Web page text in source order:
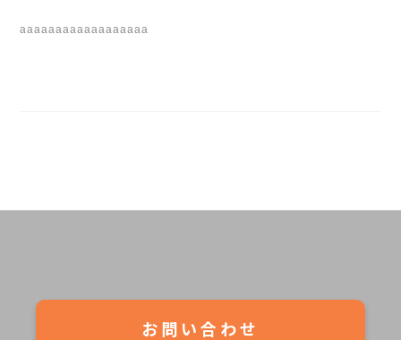
aaaaaaaaaaaaaaaaaa
お問い合わせ